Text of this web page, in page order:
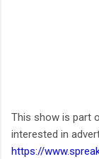
This show is part
interested in
https://